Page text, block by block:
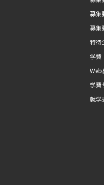
募集
募集
特待
学費
Web
学費
就学